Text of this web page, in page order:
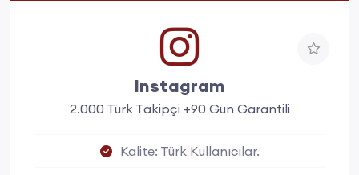
Instagram
2.000 Türk Takipçi +90 Gün Garantili
Kalite: Türk Kullanıcılar.